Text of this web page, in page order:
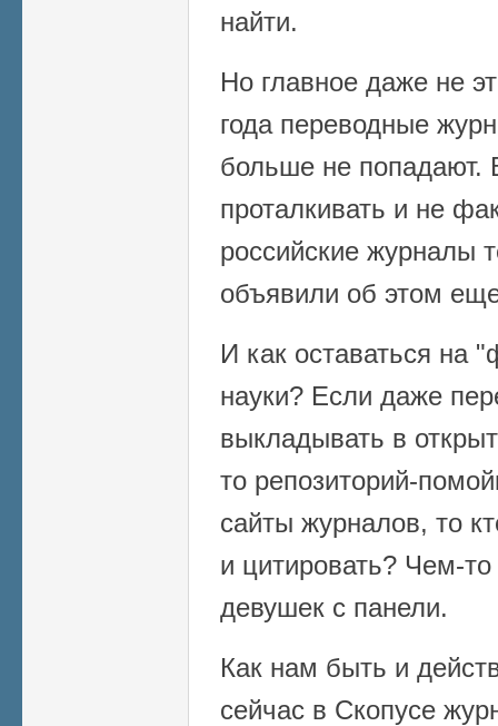
найти.
Но главное даже не
года переводные
больше не попадают.
проталкивать и не
российские журналы
объявили об этом
И как оставаться на
науки? Если даже
выкладывать в
то репозиторий-
сайты журналов, то
и цитировать? Чем-
девушек с панели.
Как нам быть и
сейчас в Скопусе